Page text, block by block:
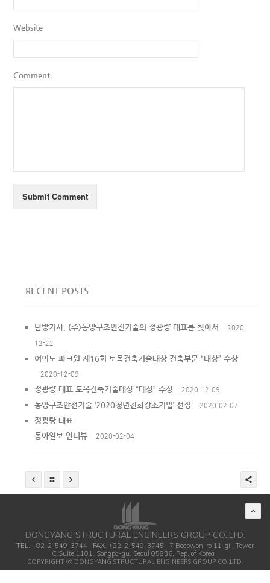
Website
Comment
RECENT POSTS
탐방기사, (주)동양구조안전기술의 정광량 대표를 찾아서
2020-
12-22
여의도 파크원 제16회 토목건축기술대상 건축부문 “대상” 수상
2020-12-09
정광량 대표 토목건축기술대상 “대상” 수상 2020-12-09
동양구조안전기술 ‘2020청년친화강소기업’ 선정 2020-02-07
정광량 대표
동아일보 인터뷰
2020-02-04
DONGYANG STRUCTURAL ENGINEERS GROUP CO.,LTD.
TEL. +82-2-549-3744 FAX. +82-2-549-3745 7 Beopwon-ro 11-gil, Tower
C Suite 1101, Songpa-gu, Seoul 05836, Rep. of Korea
COPYRIGHT ⓒ DONGYANG STRUCTURAL ENGINEERS GROUP CO.,LTD.